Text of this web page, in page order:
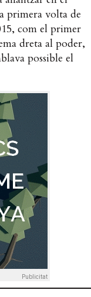
primera volta de
com el primer
dreta al poder,
possible el
Publicitat